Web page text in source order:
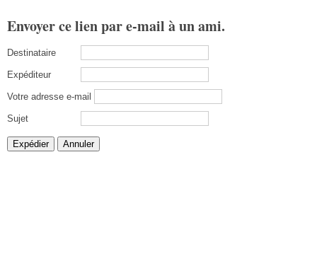
Envoyer ce lien par e-mail à un ami.
Destinataire
Expéditeur
Votre adresse e-mail
Sujet
Expédier Annuler